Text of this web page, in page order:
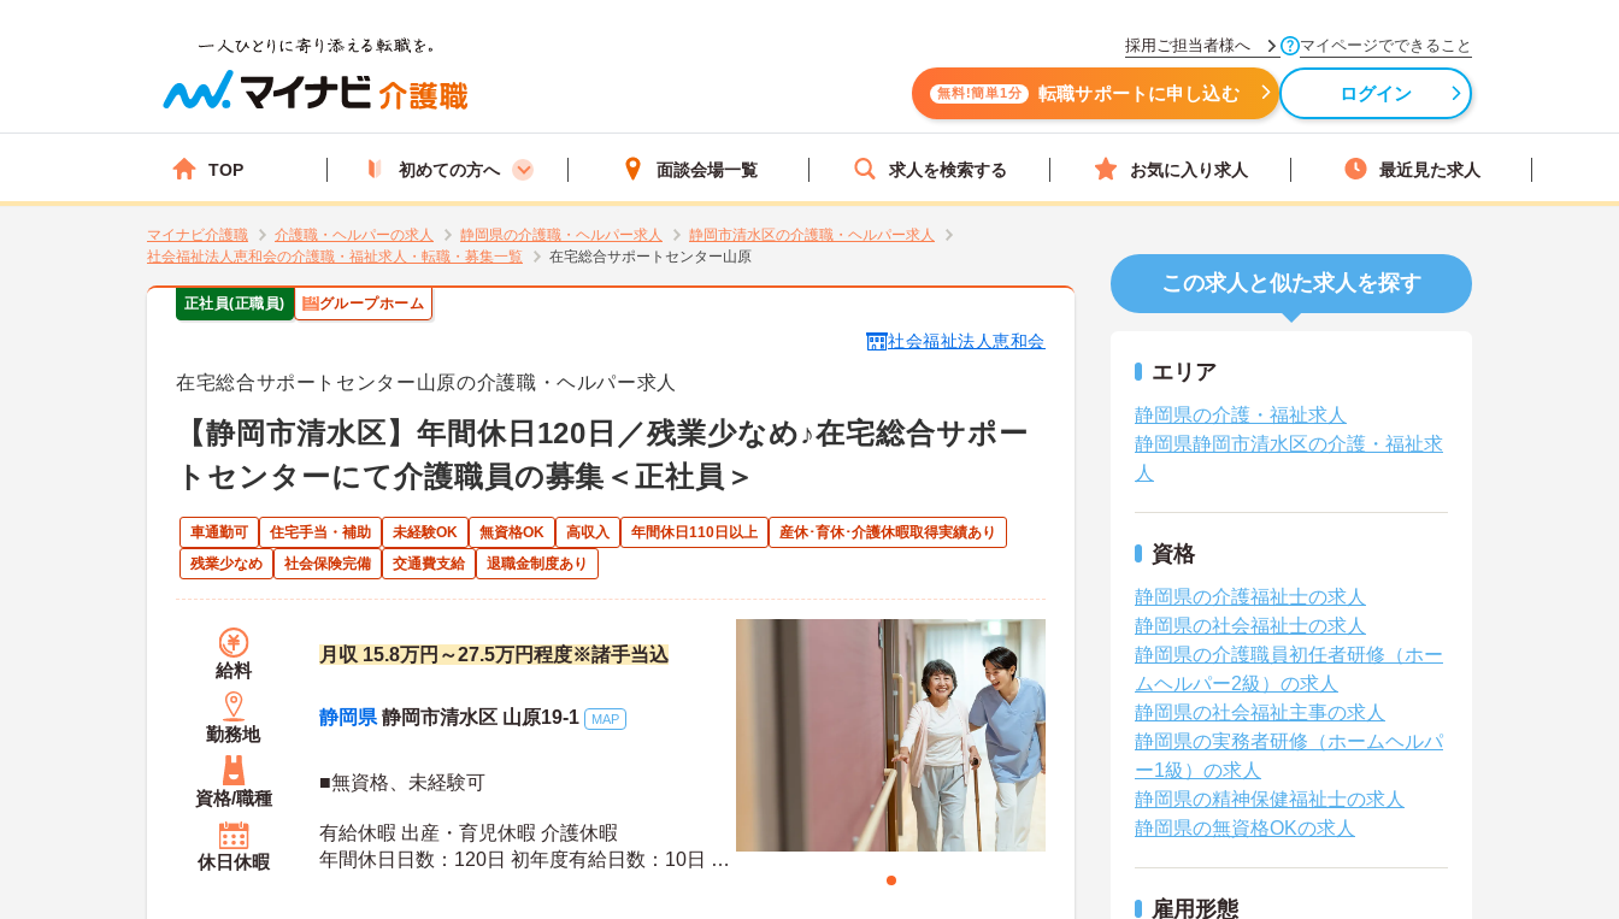
採用ご担当者様へ マイページでできること
無料!簡単1分 転職サポートに申し込む ログイン
TOP 初めての方へ 面談会場一覧 求人を検索する お気に入り求人 最近見た求人
マイナビ介護職 介護職・ヘルパーの求人 静岡県の介護職・ヘルパー求人
静岡市清水区の介護職・ヘルパー求人
社会福祉法人恵和会の介護職・福祉求人・転職・募集一覧
在宅総合サポートセンター山原
正社員(正職員) グループホーム
社会福祉法人恵和会
在宅総合サポートセンター山原の介護職・ヘルパー求人
【静岡市清水区】年間休日120日／残業少なめ♪在宅総合サポー
トセンターにて介護職員の募集＜正社員＞
車通勤可 住宅手当・補助 未経験OK 無資格OK 高収入 年間休日110日以上
産休･育休･介護休暇取得実績あり
残業少なめ
社会保険完備 交通費支給 退職金制度あり
給料
月収 15.8万円～27.5万円程度※諸手当込
勤務地
静岡県 静岡市清水区 山原19-1 MAP
資格/職種
■無資格、未経験可
休日休暇
有給休暇 出産・育児休暇 介護休暇
年間休日日数：120日 初年度有給日数：10日 最
この求人と似た求人を探す
エリア
静岡県の介護・福祉求人
静岡県静岡市清水区の介護・福祉求
人
資格
静岡県の介護福祉士の求人
静岡県の社会福祉士の求人
静岡県の介護職員初任者研修（ホー
ムヘルパー2級）の求人
静岡県の社会福祉主事の求人
静岡県の実務者研修（ホームヘルパ
ー1級）の求人
静岡県の精神保健福祉士の求人
静岡県の無資格OKの求人
雇用形態